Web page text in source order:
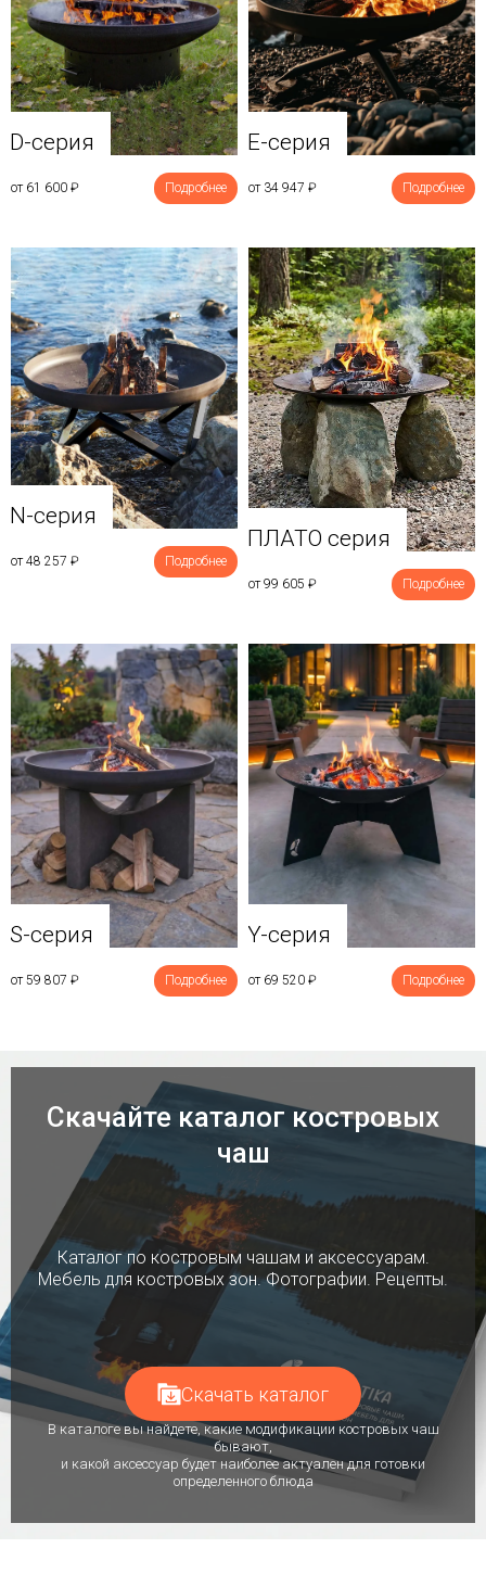
D-серия
от 61 600 ₽ Подробнее
E-серия
от 34 947 ₽ Подробнее
N-серия
от 48 257 ₽ Подробнее
ПЛАТО серия
от 99 605 ₽ Подробнее
S-серия
от 59 807 ₽ Подробнее
Y-серия
от 69 520 ₽ Подробнее
Скачайте каталог костровых
чаш
Каталог по костровым чашам и аксессуарам.
Мебель для костровых зон. Фотографии. Рецепты.
Скачать каталог
В каталоге вы найдете, какие модификации костровых чаш
бывают,
и какой аксессуар будет наиболее актуален для готовки
определенного блюда